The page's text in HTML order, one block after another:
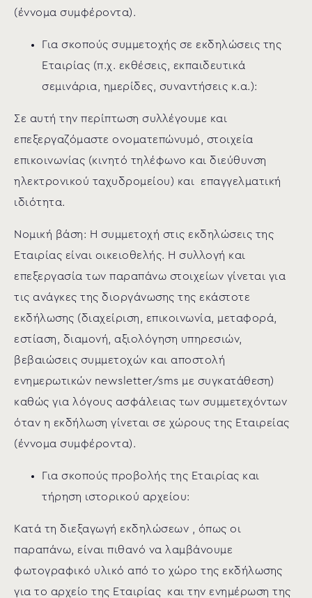
(έννομα συμφέροντα).
Για σκοπούς συμμετοχής σε εκδηλώσεις της
Εταιρίας (π.χ. εκθέσεις, εκπαιδευτικά
σεμινάρια, ημερίδες, συναντήσεις κ.α.):
Σε αυτή την περίπτωση συλλέγουμε και
επεξεργαζόμαστε ονοματεπώνυμό, στοιχεία
επικοινωνίας (κινητό τηλέφωνο και διεύθυνση
ηλεκτρονικού ταχυδρομείου) και επαγγελματική
ιδιότητα.
Νομική βάση: Η συμμετοχή στις εκδηλώσεις της
Εταιρίας είναι οικειοθελής. Η συλλογή και
επεξεργασία των παραπάνω στοιχείων γίνεται για
τις ανάγκες της διοργάνωσης της εκάστοτε
εκδήλωσης (διαχείριση, επικοινωνία, μεταφορά,
εστίαση, διαμονή, αξιολόγηση υπηρεσιών,
βεβαιώσεις συμμετοχών και αποστολή
ενημερωτικών newsletter/sms με συγκατάθεση)
καθώς για λόγους ασφάλειας των συμμετεχόντων
όταν η εκδήλωση γίνεται σε χώρους της Εταιρείας
(έννομα συμφέροντα).
Για σκοπούς προβολής της Εταιρίας και
τήρηση ιστορικού αρχείου:
Κατά τη διεξαγωγή εκδηλώσεων , όπως οι
παραπάνω, είναι πιθανό να λαμβάνουμε
φωτογραφικό υλικό από το χώρο της εκδήλωσης
για το αρχείο της Εταιρίας και την ενημέρωση της